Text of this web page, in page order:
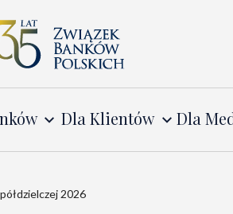
Dla Klientów Dla
2026